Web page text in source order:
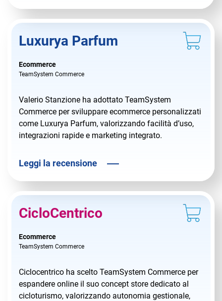
Luxurya Parfum
Ecommerce
TeamSystem Commerce
Valerio Stanzione ha adottato TeamSystem
Commerce per sviluppare ecommerce personalizzati
come Luxurya Parfum, valorizzando facilità d’uso,
integrazioni rapide e marketing integrato.
Leggi la recensione
CicloCentrico
Ecommerce
TeamSystem Commerce
Ciclocentrico ha scelto TeamSystem Commerce per
espandere online il suo concept store dedicato al
cicloturismo, valorizzando autonomia gestionale,